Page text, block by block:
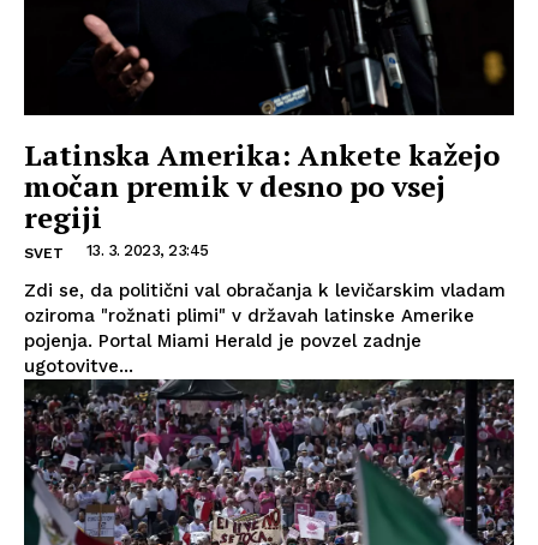
Latinska Amerika: Ankete kažejo
močan premik v desno po vsej
regiji
SVET 13. 3. 2023, 23:45
Zdi se, da politični val obračanja k levičarskim vladam
oziroma "rožnati plimi" v državah latinske Amerike
pojenja. Portal Miami Herald je povzel zadnje
ugotovitve...